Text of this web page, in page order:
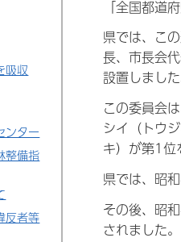
吸収
ンター
整備指
反者等
「全国都道
県では、こ
長、市長会
設置しました
この委員会
シイ（トウ
キ）が第1位
県では、昭
その後、昭
されました。